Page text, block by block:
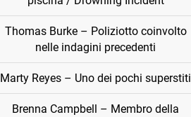
Thomas Burke – Poliziotto coinvolto
nelle indagini precedenti
Marty Reyes – Uno dei pochi superstiti
Brenna Campbell – Membro della